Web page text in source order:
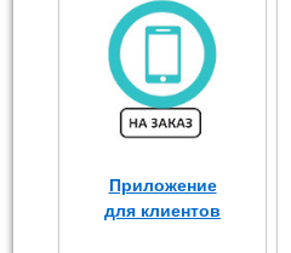
Приложение
для клиентов